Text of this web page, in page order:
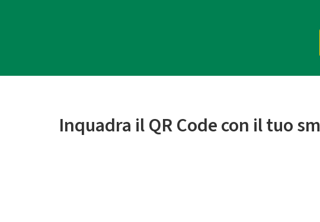
Inquadra il QR Code con il tuo